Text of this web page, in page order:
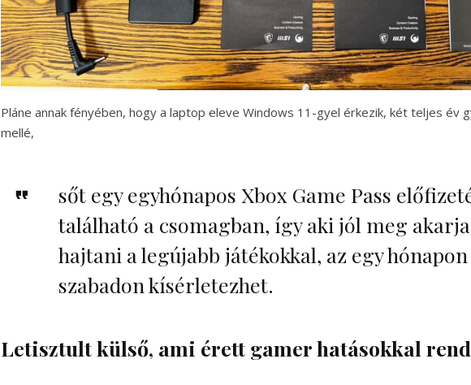
Pláne annak fényében, hogy a laptop eleve Windows 11-gyel érkezik, két teljes év
mellé,
sőt egy egyhónapos Xbox Game Pass
található a csomagban, így aki jól meg akarja
hajtani a legújabb játékokkal, az egy
szabadon kísérletezhet.
Letisztult külső, ami érett gamer hatásokkal